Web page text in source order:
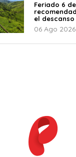
Feriado 6
el descanso
06 Ago 2026